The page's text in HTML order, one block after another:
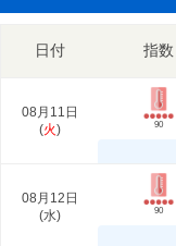
日付 指数
08月11日
(火) 90
08月12日
(水) 90